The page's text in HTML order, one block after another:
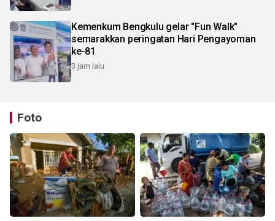
Kemenkum Bengkulu gelar "Fun Walk"
semarakkan peringatan Hari Pengayoman
ke-81
3 jam lalu
Foto